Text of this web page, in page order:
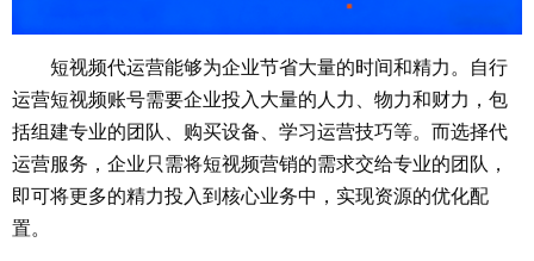
短视频代运营能够为企业节省大量的时间和精力。自行
运营短视频账号需要企业投入大量的人力、物力和财力，包
括组建专业的团队、购买设备、学习运营技巧等。而选择代
运营服务，企业只需将短视频营销的需求交给专业的团队，
即可将更多的精力投入到核心业务中，实现资源的优化配
置。